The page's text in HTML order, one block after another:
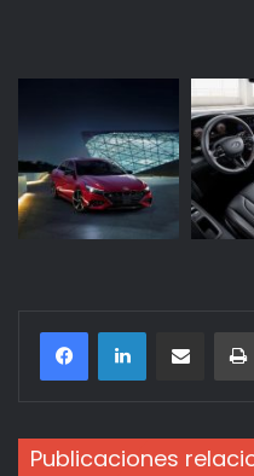
Compartir por
Publicaciones